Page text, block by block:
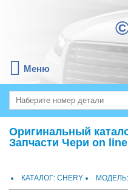
Меню
Оригинальный
Запчасти Чери on line
КАТАЛОГ: CHERY МОДЕЛЬ: